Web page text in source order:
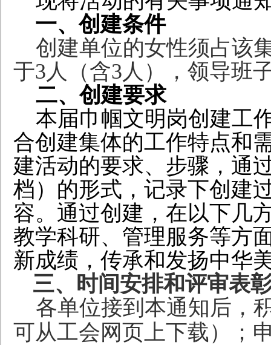
一、创建条件
创建单位的女性须占该
于3人（含3人），领导班
二、创建要求
本届巾帼文明岗创建工
合创建集体的工作特点和
建活动的要求、步骤，通
档）的形式，记录下创建
容。通过创建，在以下几
教学科研、管理服务等方
新成绩，传承和发扬中华
三、 时间安排和评审表
各单位接到本通知后，
可从工会网页上下载）；